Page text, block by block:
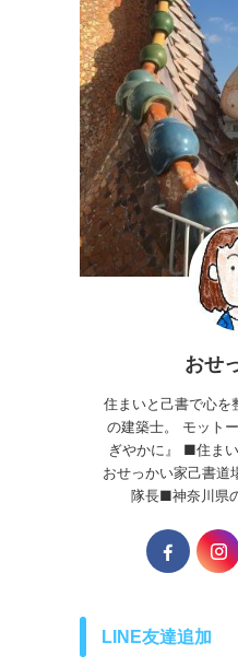
おせ
住まいと己書で心を
の建築士。 モット
ぎやかに』 ■住ま
おせっかい家己書
隊長■神奈川県
LINE友達追加